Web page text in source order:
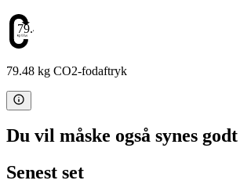
79.48
79.48 kg CO2-fodaftryk
Du vil måske også synes
Senest set